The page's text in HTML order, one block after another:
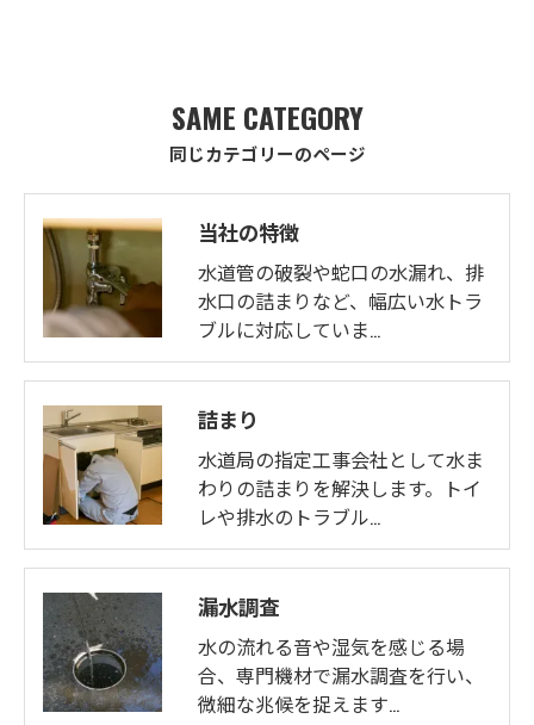
同じカテゴリーのページ
SAME CATEGORY
当社の特徴
水道管の破裂や蛇口の水漏れ、排
水口の詰まりなど、幅広い水トラ
ブルに対応していま…
詰まり
水道局の指定工事会社として水ま
わりの詰まりを解決します。トイ
レや排水のトラブル…
漏水調査
水の流れる音や湿気を感じる場
合、専門機材で漏水調査を行い、
微細な兆候を捉えます…